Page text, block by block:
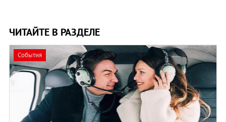
ЧИТАЙТЕ В РАЗДЕЛЕ
События